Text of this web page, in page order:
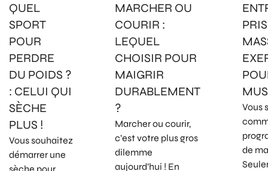
QUEL
SPORT
POUR
PERDRE
DU POIDS ?
: CELUI QUI
SÈCHE
PLUS !
Vous souhaitez
démarrer une
MARCHER OU
COURIR :
LEQUEL
CHOISIR POUR
MAIGRIR
DURABLEMENT
?
Marcher ou courir,
c’est votre plus gros
dilemme
aujourd’hui ! En
Vous
de